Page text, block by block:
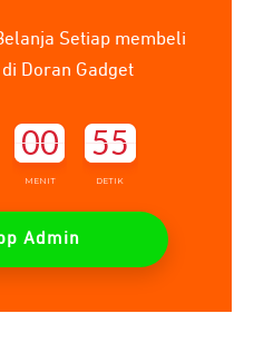
Setiap membeli
Doran Gadget
00
MENIT
53
DETIK
Admin